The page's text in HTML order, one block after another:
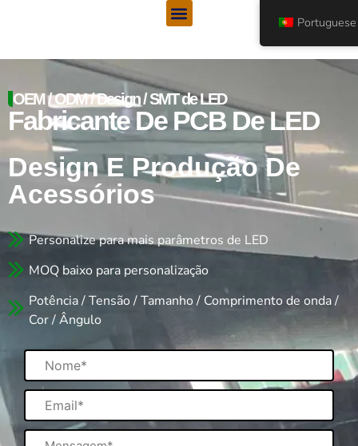
conteúdo
Menu
OEM / ODM / Design / SMT de LED
Fabricante De PCB De LED
Design E Produção De
Acessórios
Personalize para mais parâmetros de LED
MOQ baixo para personalização
Potência / Tensão / Tamanho / Comprimento de onda /
Cor / Ângulo
Nome
Email
Mensagem
Portuguese